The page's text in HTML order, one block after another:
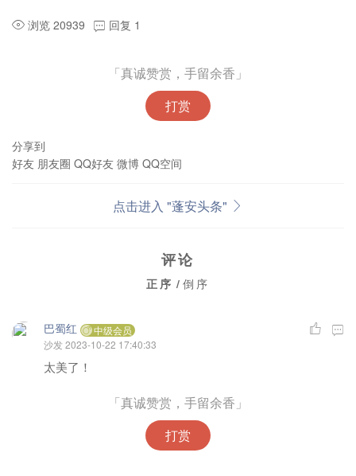
浏览 20939 回复 1
「真诚赞赏，手留余香」
打赏
分享到
好友 朋友圈 QQ好友 微博 QQ空间
点击进入 "蓬安头条"
评论
正序 / 倒序
巴蜀红
中级会员
沙发2023-10-22 17:40:33
太美了！
「真诚赞赏，手留余香」
打赏